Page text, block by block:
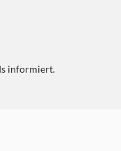
informiert.